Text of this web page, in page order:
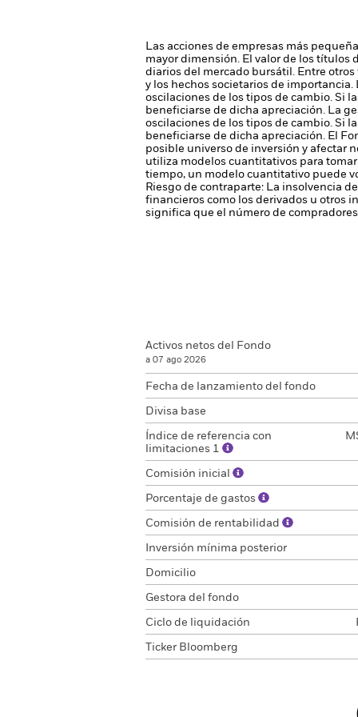
Las acciones de empresas más
mayor dimensión. El valor de los títulos
diarios del mercado bursátil. Entre
y los hechos societarios de importancia.
oscilaciones de los tipos de cambio. Si
beneficiarse de dicha apreciación. La
oscilaciones de los tipos de cambio. Si
beneficiarse de dicha apreciación. El
posible universo de inversión y afectar
utiliza modelos cuantitativos para
tiempo, un modelo cuantitativo puede
Riesgo de contraparte: La insolvencia
financieros como los derivados u otros
significa que el número de
Activos netos del Fondo
a 07 ago 2026
Fecha de lanzamiento del fondo
Divisa base
Índice de referencia con
limitaciones 1
Comisión inicial
Porcentaje de gastos
Comisión de rentabilidad
Inversión mínima posterior
Domicilio
Gestora del fondo
Ciclo de liquidación
Ticker Bloomberg